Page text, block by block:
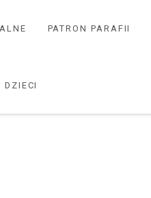
PATRON PARAFII
DZIECI